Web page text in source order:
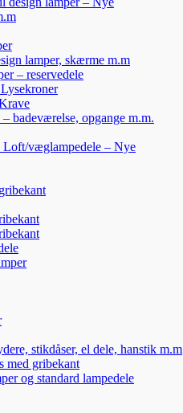
lamper, skærme m.m
– reservedele
badeværelse, opgange m.m.
væglampedele – Nye
stikdåser, el dele, hanstik m.m
med gribekant
og standard lampedele